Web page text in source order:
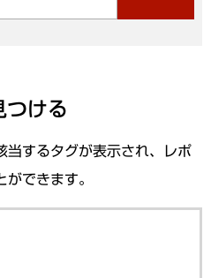
つける
当するタグが表示され、レポ
できます。